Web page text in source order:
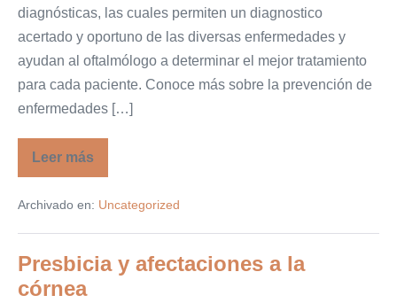
diagnósticas, las cuales permiten un diagnostico
acertado y oportuno de las diversas enfermedades y
ayudan al oftalmólogo a determinar el mejor tratamiento
para cada paciente. Conoce más sobre la prevención de
enfermedades […]
Leer másTELEOFTALMOLOGÍA
(TELEMEDICINA)
Archivado en: Uncategorized
Presbicia y afectaciones a la
córnea